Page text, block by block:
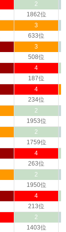
2
1862位
3
633位
3
508位
4
187位
4
234位
2
1953位
2
1759位
4
263位
2
1950位
4
213位
2
1403位